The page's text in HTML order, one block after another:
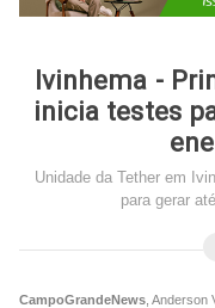
Ivinhema -
inicia testes
Unidade da Tether em
para gerar
CampoGrandeNews , Anderson